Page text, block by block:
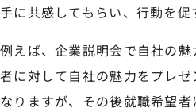
手に共感してもらい、行動を促
例えば、企業説明会で自社の
者に対して自社の魅力をプレ
なりますが、その後就職希望